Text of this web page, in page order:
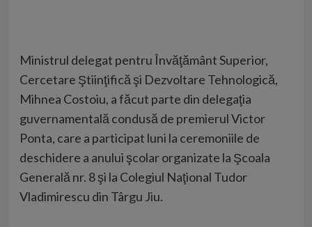
Ministrul delegat pentru Învăţământ Superior,
Cercetare Ştiinţifică şi Dezvoltare Tehnologică,
Mihnea Costoiu, a făcut parte din delegaţia
guvernamentală condusă de premierul Victor
Ponta, care a participat luni la ceremoniile de
deschidere a anului şcolar organizate la Şcoala
Generală nr. 8 şi la Colegiul Naţional Tudor
Vladimirescu din Târgu Jiu.